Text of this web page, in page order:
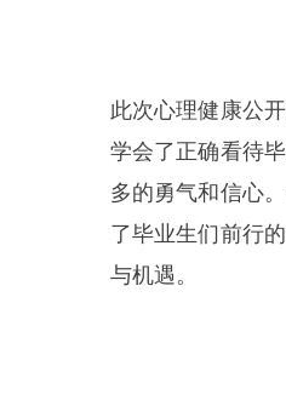
此次心理健康公
学会了正确看待
多的勇气和信心
了毕业生们前行
与机遇。